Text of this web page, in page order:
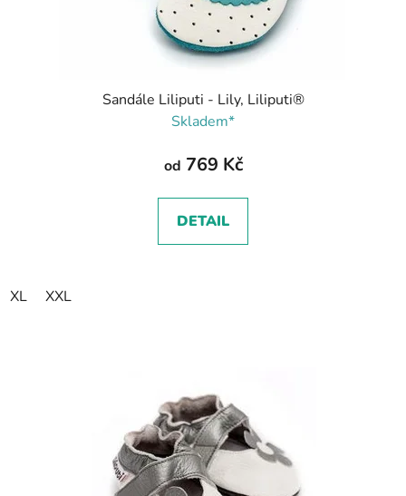
Sandále Liliputi - Lily, Liliputi®
Skladem*
od 769 Kč
DETAIL
XL XXL